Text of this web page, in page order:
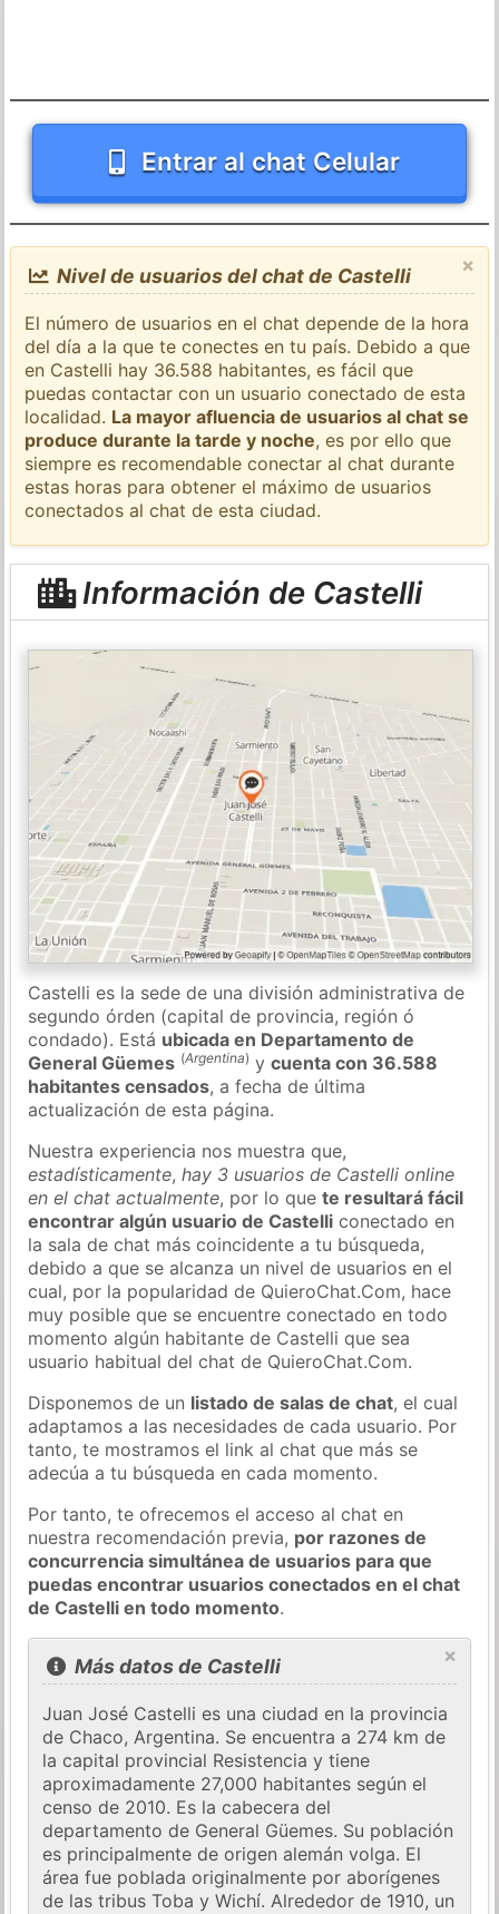
Entrar al chat Celular
×
Nivel de usuarios del chat de Castelli
El número de usuarios en el chat depende de la hora
del día a la que te conectes en tu país. Debido a que
en Castelli hay 36.588 habitantes, es fácil que
puedas contactar con un usuario conectado de esta
localidad. La mayor afluencia de usuarios al chat se
produce durante la tarde y noche, es por ello que
siempre es recomendable conectar al chat durante
estas horas para obtener el máximo de usuarios
conectados al chat de esta ciudad.
Información de Castelli
Castelli es la sede de una división administrativa de
segundo órden (capital de provincia, región ó
condado). Está ubicada en Departamento de
General Güemes (Argentina) ycuenta con 36.588
habitantes censados, a fecha de última
actualización de esta página.
Nuestra experiencia nos muestra que,
estadísticamente,hay 3 usuarios de Castelli online
en el chat actualmente, por lo quete resultará fácil
encontrar algún usuario de Castelli conectado en
la sala de chat más coincidente a tu búsqueda,
debido a que se alcanza un nivel de usuarios en el
cual, por la popularidad de QuieroChat.Com, hace
muy posible que se encuentre conectado en todo
momento algún habitante de Castelli que sea
usuario habitual del chat de QuieroChat.Com.
Disponemos de un listado de salas de chat, el cual
adaptamos a las necesidades de cada usuario. Por
tanto, te mostramos el link al chat que más se
adecúa a tu búsqueda en cada momento.
Por tanto, te ofrecemos el acceso al chat en
nuestra recomendación previa, por razones de
concurrencia simultánea de usuarios para que
puedas encontrar usuarios conectados en el chat
de Castelli en todo momento.
×
Más datos de Castelli
Juan José Castelli es una ciudad en la provincia
de Chaco, Argentina. Se encuentra a 274 km de
la capital provincial Resistencia y tiene
aproximadamente 27,000 habitantes según el
censo de 2010. Es la cabecera del
departamento de General Güemes. Su población
es principalmente de origen alemán volga. El
área fue poblada originalmente por aborígenes
de las tribus Toba y Wichí. Alrededor de 1910, un